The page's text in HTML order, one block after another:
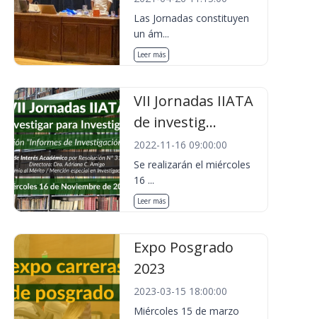
Las Jornadas constituyen
un ám...
Leer más
VII Jornadas IIATA
de investig...
2022-11-16 09:00:00
Se realizarán el miércoles
16 ...
Leer más
Expo Posgrado
2023
2023-03-15 18:00:00
Miércoles 15 de marzo